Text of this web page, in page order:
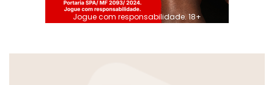
Jogue com responsabilidade. 18+